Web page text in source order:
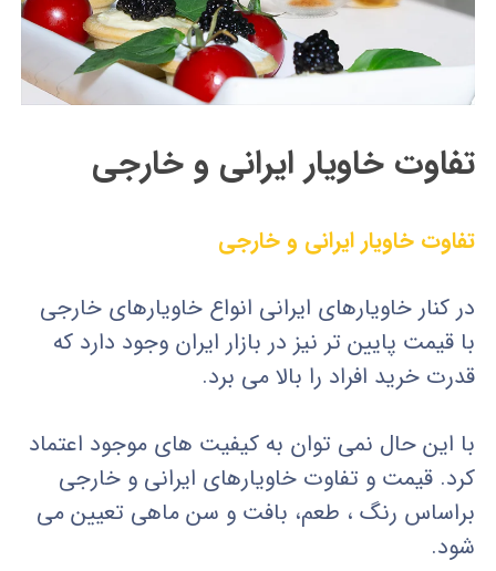
تفاوت خاویار ایرانی و خارجی
تفاوت خاویار ایرانی و خارجی
در کنار خاویارهای ایرانی انواع خاویارهای خارجی
با قیمت پایین تر نیز در بازار ایران وجود دارد که
قدرت خرید افراد را بالا می برد.
با این حال نمی توان به کیفیت های موجود اعتماد
کرد. قیمت و تفاوت خاویارهای ایرانی و خارجی
براساس رنگ ، طعم، بافت و سن ماهی تعیین می
شود.